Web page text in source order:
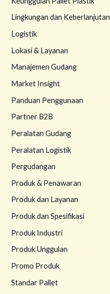
Lingkungan dan Keberlanjutan
Logistik
Lokasi & Layanan
Manajemen Gudang
Market Insight
Panduan Penggunaan
Partner B2B
Peralatan Gudang
Peralatan Logistik
Pergudangan
Produk & Penawaran
Produk dan Layanan
Produk dan Spesifikasi
Produk Industri
Produk Unggulan
Promo Produk
Standar Pallet